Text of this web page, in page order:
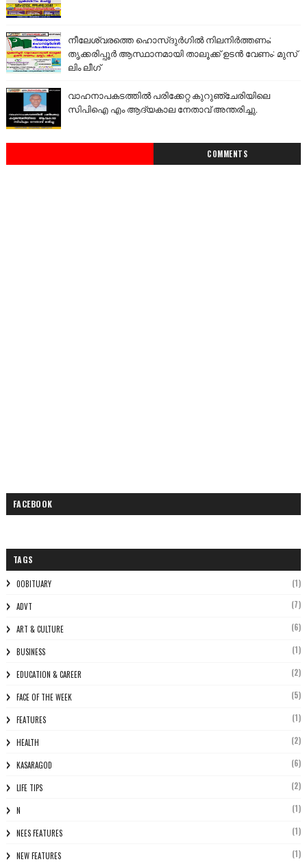
നീലേശ്വരത്തെ ഹൊസ്ദുർഗിൽ നിലനിർത്തണം;
തൃക്കരിപ്പൂർ ആസ്ഥാനമായി താലൂക്ക് ഉടൻ വേണം: മുസ്
ലിം ലീഗ്
വാഹനാപകടത്തിൽ പരിക്കേറ്റ കുറുഞ്ചേരിയിലെ
സിപിഐ എം ആദ്യകാല നേതാവ് അന്തരിച്ചു.
COMMENTS
FACEBOOK
TAGS
0OBITUARY (1)
ADVT (7)
ART & CULTURE (6)
BUSINESS (1)
EDUCATION & CAREER (2)
FACE OF THE WEEK (5)
FEATURES (1)
HEALTH (2)
KASARAGOD (6)
LIFE TIPS (2)
N (1)
NEES FEATURES (1)
NEW FEATURES (1)